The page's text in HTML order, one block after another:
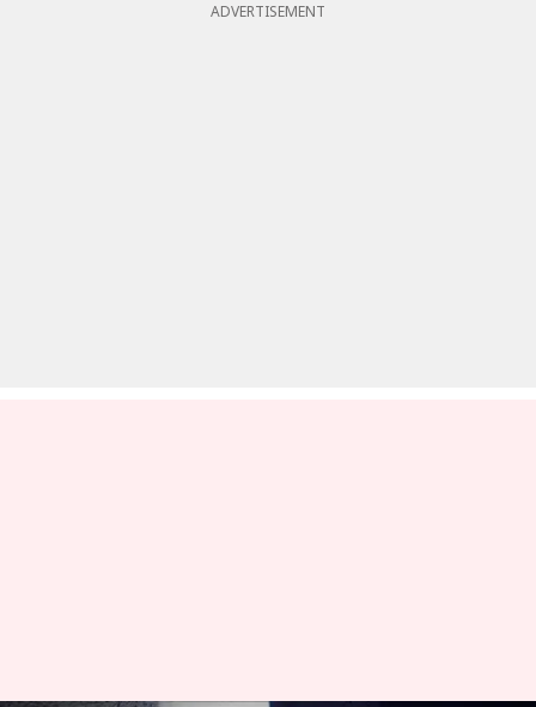
ADVERTISEMENT